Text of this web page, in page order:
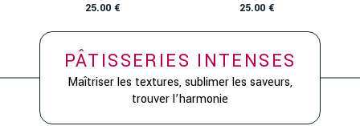
25.00 € 25.00 €
PÂTISSERIES INTENSES